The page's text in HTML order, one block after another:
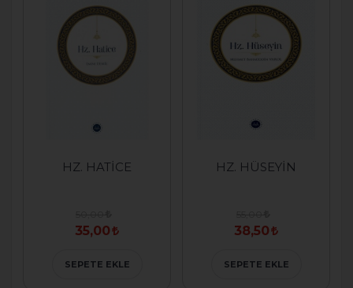
HZ. HATİCE
35,00
SEPETE EKLE
HZ. HÜSEYİN
38,50
SEPETE EKLE